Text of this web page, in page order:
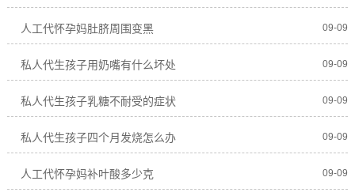
人工代怀孕妈肚脐周围变黑 09-09
私人代生孩子用奶嘴有什么坏处 09-09
私人代生孩子乳糖不耐受的症状 09-09
私人代生孩子四个月发烧怎么办 09-09
人工代怀孕妈补叶酸多少克 09-09